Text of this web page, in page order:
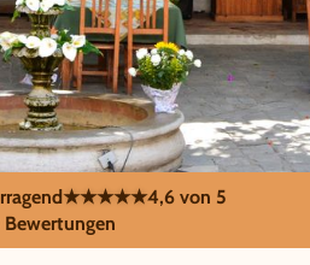
&
★★★★★4,6 von 5